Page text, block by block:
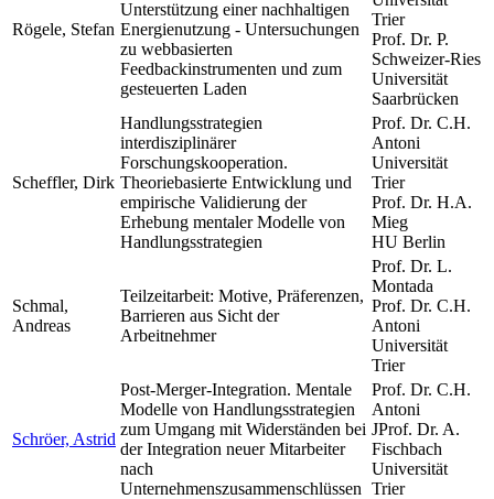
Rögele, Stefan
Unterstützung einer nachhaltigen
Energienutzung - Untersuchungen
zu webbasierten
Feedbackinstrumenten und zum
gesteuerten Laden
Trier
Prof. Dr. P.
Schweizer-Ries
Universität
Saarbrücken
Scheffler, Dirk
Handlungsstrategien
interdisziplinärer
Forschungskooperation.
Theoriebasierte Entwicklung und
empirische Validierung der
Erhebung mentaler Modelle von
Handlungsstrategien
Prof. Dr. C.H.
Antoni
Universität
Trier
Prof. Dr. H.A.
Mieg
HU Berlin
Schmal,
Andreas
Teilzeitarbeit: Motive, Präferenzen,
Barrieren aus Sicht der
Arbeitnehmer
Prof. Dr. L.
Montada
Prof. Dr. C.H.
Antoni
Universität
Trier
Schröer, Astrid
Post-Merger-Integration. Mentale
Modelle von Handlungsstrategien
zum Umgang mit Widerständen bei
der Integration neuer Mitarbeiter
nach
Unternehmenszusammenschlüssen
Prof. Dr. C.H.
Antoni
JProf. Dr. A.
Fischbach
Universität
Trier